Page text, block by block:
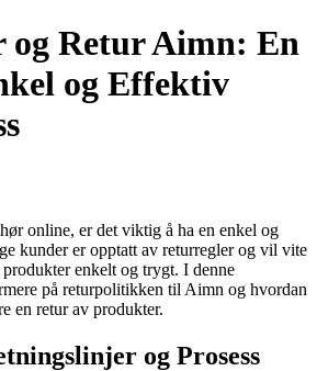
og Retur Aimn: En
og Effektiv
online, er det viktig å ha en enkel og
kunder er opptatt av returregler og vil vite
enkelt og trygt. I denne
på returpolitikken til Aimn og hvordan
en retur av produkter.
og Prosess